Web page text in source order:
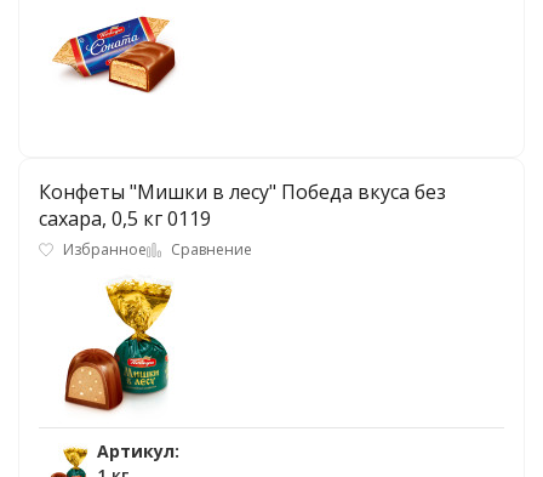
Конфеты "Мишки в лесу" Победа вкуса без
сахара, 0,5 кг 0119
Избранное Сравнение
Артикул: